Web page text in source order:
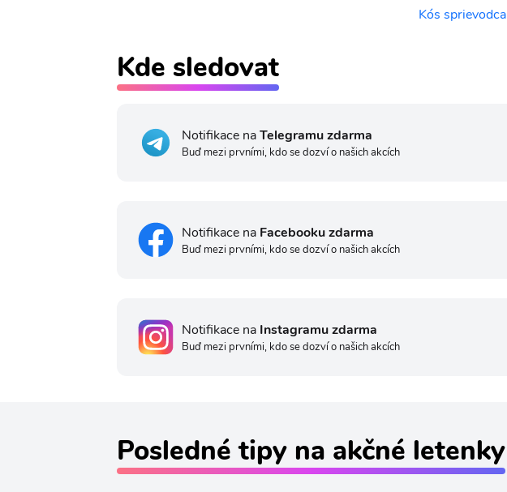
Kós sprievodca
Kde sledovat
Notifikace naTelegramu zdarma
Buď mezi prvními, kdo se dozví o našich akcích
Notifikace na Facebooku zdarma
Buď mezi prvními, kdo se dozví o našich akcích
Notifikace na Instagramu zdarma
Buď mezi prvními, kdo se dozví o našich akcích
Posledné tipy na akčné letenky